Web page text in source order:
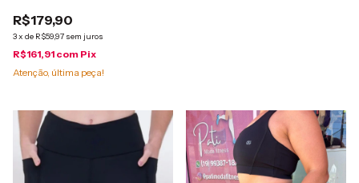
R$179,90
3x de R$59,97 sem juros
R$161,91 com Pix
Atenção, última peça!